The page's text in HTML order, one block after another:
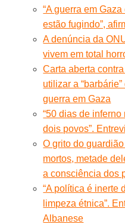
“A guerra em
estão fugindo”,
A denúncia da
vivem em total
Carta aberta
utilizar a
guerra em Gaza
“50 dias de
dois povos”.
O grito do guardião
mortos, metade
a consciência dos
“A política é inerte
limpeza étnica”.
Albanese